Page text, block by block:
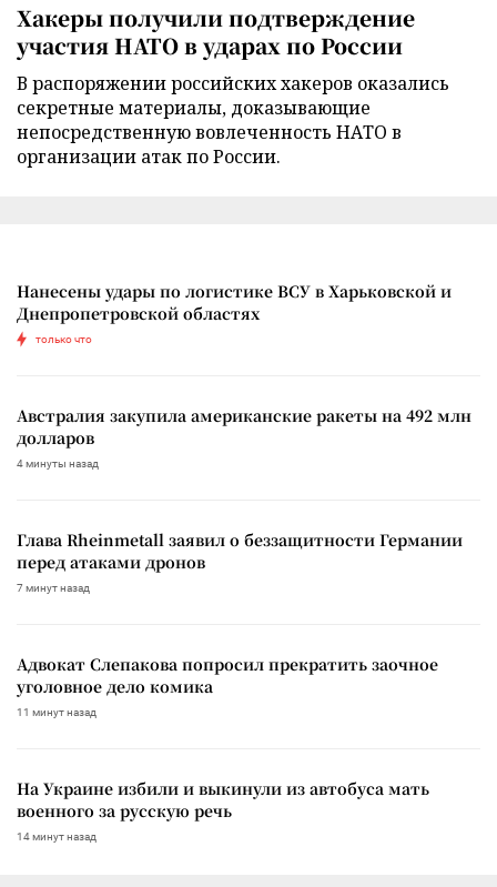
Хакеры получили подтверждение
участия НАТО в ударах по России
В распоряжении российских хакеров оказались
секретные материалы, доказывающие
непосредственную вовлеченность НАТО в
организации атак по России.
Нанесены удары по логистике ВСУ в Харьковской и
Днепропетровской областях
только что
Австралия закупила американские ракеты на 492 млн
долларов
4 минуты назад
Глава Rheinmetall заявил о беззащитности Германии
перед атаками дронов
7 минут назад
Адвокат Слепакова попросил прекратить заочное
уголовное дело комика
11 минут назад
На Украине избили и выкинули из автобуса мать
военного за русскую речь
14 минут назад